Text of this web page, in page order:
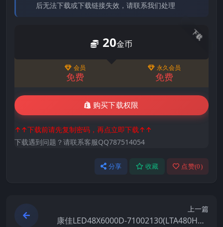
后无法下载或下载链接失效，请联系我们处理
下载
20金币
会员
免费
永久会员
免费
购买下载权限
↑↑下载前请先复制密码，再点立即下载↑↑
下载遇到问题？请联系客服QQ787514054
分享 收藏 点赞(0)
上一篇
康佳LED48X6000D-71002130(LTA480HQ0